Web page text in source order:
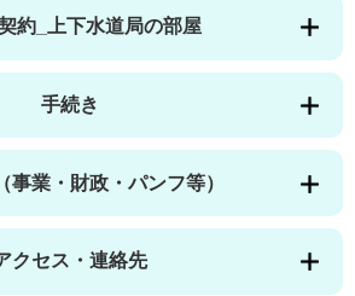
約_上下水道局の部屋
手続き
事業・財政・パンフ等）
クセス・連絡先